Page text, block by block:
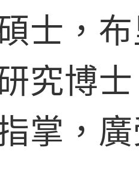
士，
究博
掌，